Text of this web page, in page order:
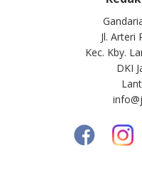
Jl. Arteri
Kec. Kby.
DKI